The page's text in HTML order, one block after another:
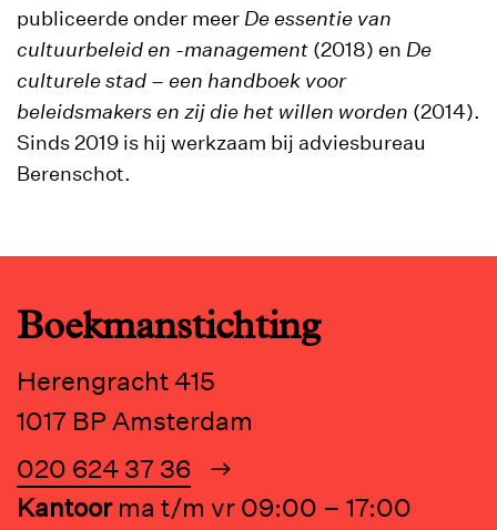
publiceerde onder meer De essentie van
cultuurbeleid en -management (2018) en De
culturele stad – een handboek voor
beleidsmakers en zij die het willen worden (2014).
Sinds 2019 is hij werkzaam bij adviesbureau
Berenschot.
Boekmanstichting
Herengracht 415
1017 BP Amsterdam
020 624 37 36
Kantoor ma t/m vr 09:00 – 17:00